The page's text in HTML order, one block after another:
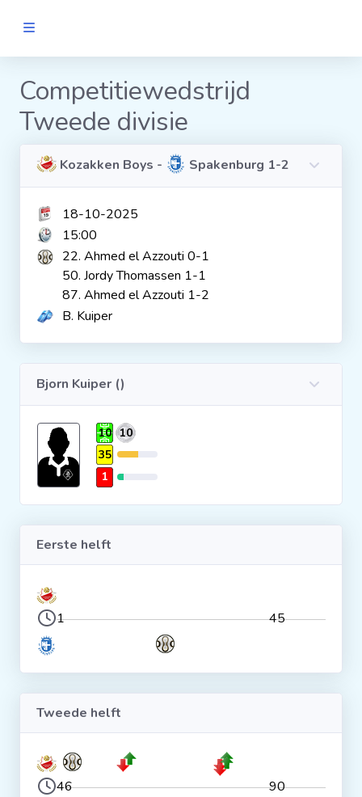
Clubs
Wedstrijden
Statistieken
Voetbalpiramide
Links
VROUWEN
Clubs
Wedstrijden
Statistieken
Voetbalpiramide
Overige links
Competitiewedstrijd
Tweede divisie
Kozakken Boys - Spakenburg 1-2
18-10-2025
15:00
22. Ahmed el Azzouti 0-1
50. Jordy Thomassen 1-1
87. Ahmed el Azzouti 1-2
B. Kuiper
Bjorn Kuiper ()
10 10
35
1
Eerste helft
1 45
Tweede helft
46 90